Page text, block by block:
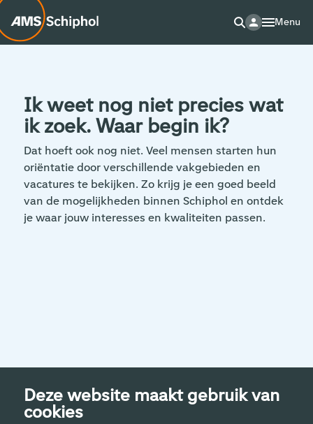
Deze website maakt gebruik van
cookies
Menu
Ik weet nog niet precies wat
ik zoek. Waar begin ik?
Dat hoeft ook nog niet. Veel mensen starten hun
oriëntatie door verschillende vakgebieden en
vacatures te bekijken. Zo krijg je een goed beeld
van de mogelijkheden binnen Schiphol en ontdek
je waar jouw interesses en kwaliteiten passen.